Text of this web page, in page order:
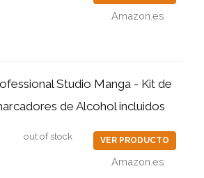
Amazon.es
Studio Manga - Kit de
de Alcohol incluidos
out of stock VER PRODUCTO
Amazon.es